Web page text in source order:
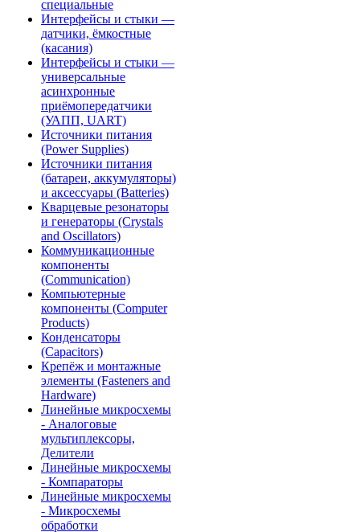
специальные
Интерфейсы и стыки —
датчики, ёмкостные
(касания)
Интерфейсы и стыки —
универсальные
асинхронные
приёмопередатчики
(УАПП, UART)
Источники питания
(Power Supplies)
Источники питания
(батареи, аккумуляторы)
и аксессуары (Batteries)
Кварцевые резонаторы
и генераторы (Crystals
and Oscillators)
Коммуникационные
компоненты
(Communication)
Компьютерные
компоненты (Computer
Products)
Конденсаторы
(Capacitors)
Крепёж и монтажные
элементы (Fasteners and
Hardware)
Линейные микросхемы
- Аналоговые
мультиплексоры,
Делители
Линейные микросхемы
- Компараторы
Линейные микросхемы
- Микросхемы
обработки